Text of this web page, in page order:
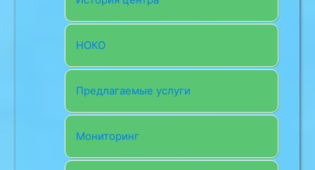
НОКО
Предлагаемые услуги
Мониторинг